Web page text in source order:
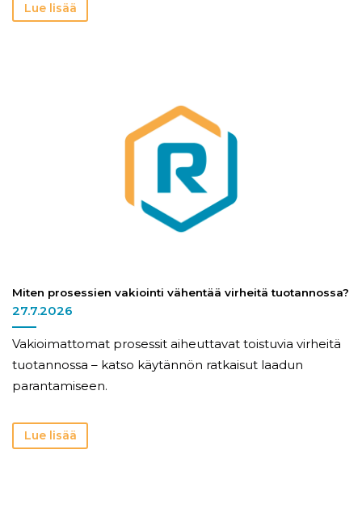
Lue lisää
Miten prosessien vakiointi vähentää virheitä tuotannossa?
27.7.2026
Vakioimattomat prosessit aiheuttavat toistuvia virheitä
tuotannossa – katso käytännön ratkaisut laadun
parantamiseen.
Lue lisää